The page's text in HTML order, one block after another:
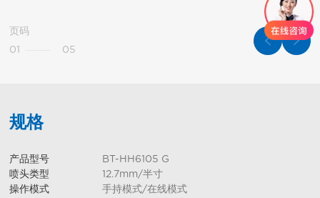
页码
01
05
规格
产品型号
BT-HH6105 G
喷头类型
12.7mm/半寸
操作模式
手持模式/在线模式